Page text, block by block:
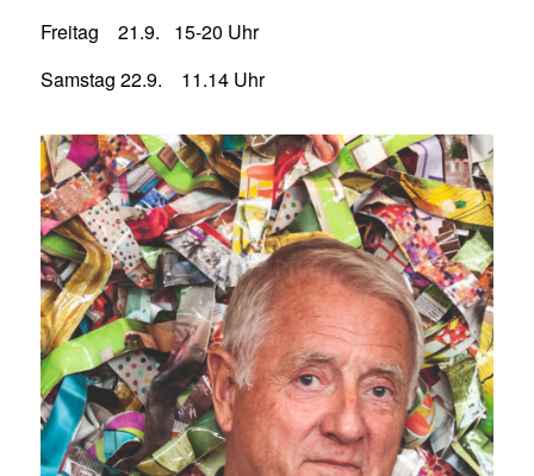
Freitag 21.9. 15-20 Uhr
Samstag 22.9. 11.14 Uhr